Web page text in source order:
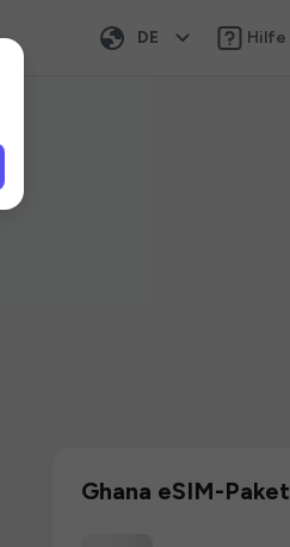
DE Hilfe
Ghana eSIM-Paket